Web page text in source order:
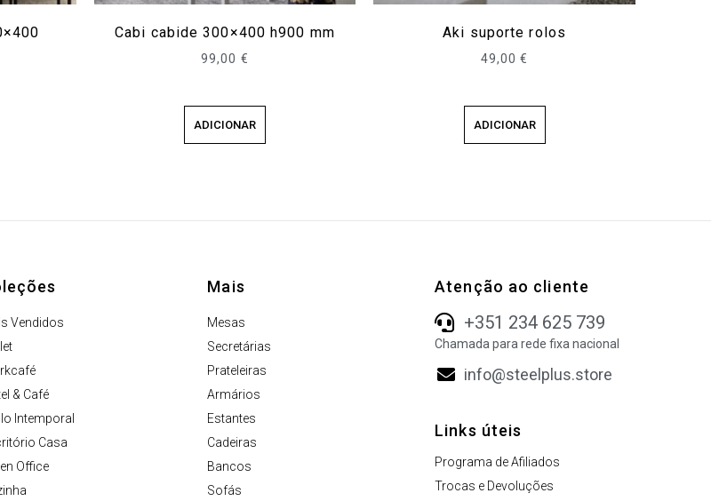
Cabi cabide 300×400 h900 mm
99,00 €
ADICIONAR
Aki suporte rolos
49,00€
ADICIONAR
Vendidos
& Café
Intemporal
Casa
Office
Mais
Mesas
Secretárias
Prateleiras
Armários
Estantes
Cadeiras
Bancos
Sofás
Atenção ao cliente
+351 234 625 739
Chamada para rede fixa nacional
info@steelplus.store
Links úteis
Programa de Afiliados
Trocas e Devoluções